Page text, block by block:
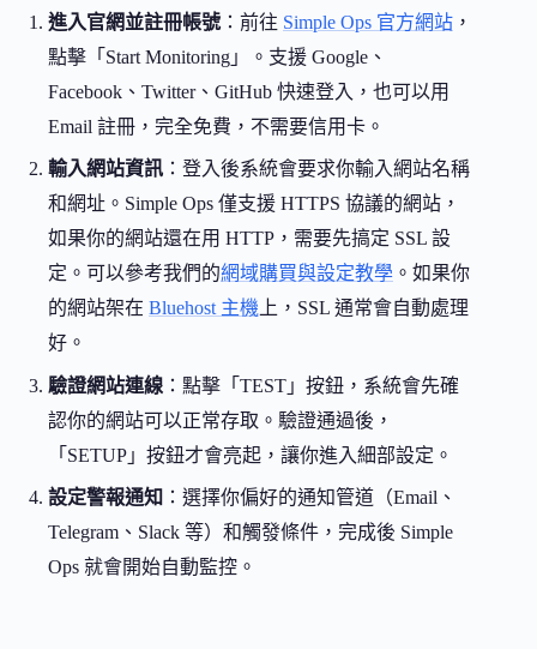
進入官網並註冊帳號：前往 Simple Ops 官方網站 ，
點擊「Start Monitoring」。支援 Google、
Facebook、Twitter、GitHub 快速登入，也可以用
Email 註冊，完全免費，不需要信用卡。
輸入網站資訊 ：登入後系統會要求你輸入網站名稱
和網址。Simple Ops 僅支援 HTTPS 協議的網站，
如果你的網站還在用 HTTP，需要先搞定 SSL 設
定。可以參考我們的網域購買與設定教學 。如果你
的網站架在 Bluehost 主機上，SSL 通常會自動處理
好。
驗證網站連線 ：點擊「TEST」按鈕，系統會先確
認你的網站可以正常存取。驗證通過後，
「SETUP」按鈕才會亮起，讓你進入細部設定。
設定警報通知 ：選擇你偏好的通知管道（Email、
Telegram、Slack 等）和觸發條件，完成後 Simple
Ops 就會開始自動監控。